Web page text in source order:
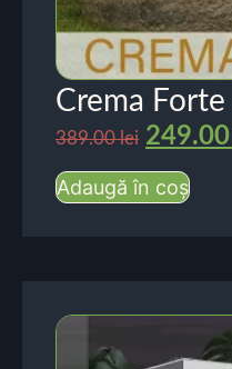
Crema Forte
389.00lei 249.00
Adaugă în coș